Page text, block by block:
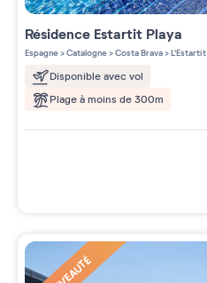
Résidence Estartit Playa
Espagne>Catalogne>Costa Brava>L'Estartit
Disponible avec vol
Plage à moins de 300m